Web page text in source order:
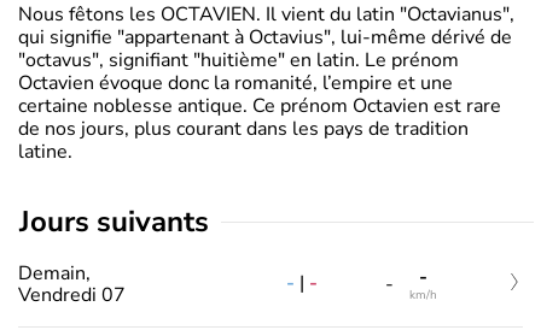
Nous fêtons les OCTAVIEN. Il vient du latin "Octavianus",
qui signifie "appartenant à Octavius", lui-même dérivé de
"octavus", signifiant "huitième" en latin. Le prénom
Octavien évoque donc la romanité, l’empire et une
certaine noblesse antique. Ce prénom Octavien est rare
de nos jours, plus courant dans les pays de tradition
latine.
jours suivants
Demain,
Vendredi 07
- | - - -
km/h